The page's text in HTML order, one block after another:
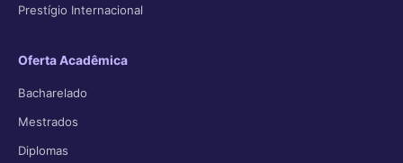
Prestígio Internacional
Oferta Acadêmica
Bacharelado
Mestrados
Diplomas